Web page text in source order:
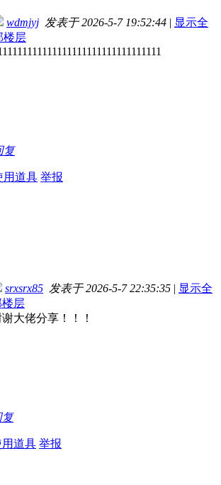
wdmjyj 发表于 2026-5-7 19:52:44 | 显示全
楼层
复
用道具 举报
srxsrx85 发表于 2026-5-7 22:35:35 | 显示全
楼层
大佬分享！！！
复
用道具 举报